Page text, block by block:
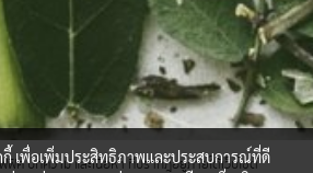
บทความ และเนื้อหา ที่ปรากฎอยู่ภายใต้เว็บไซต์
กี้ เพื่อเพิ่มประสิทธิภาพและประสบการณ์ที่ดี